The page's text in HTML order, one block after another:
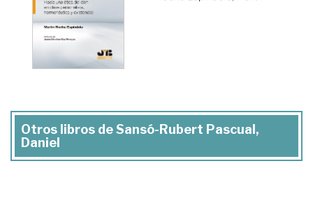
Otros libros de Sansó-Rubert Pascual,
Daniel